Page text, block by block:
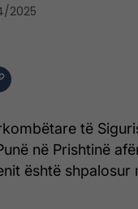
të
në Prishtinë
është shpalosur
2025